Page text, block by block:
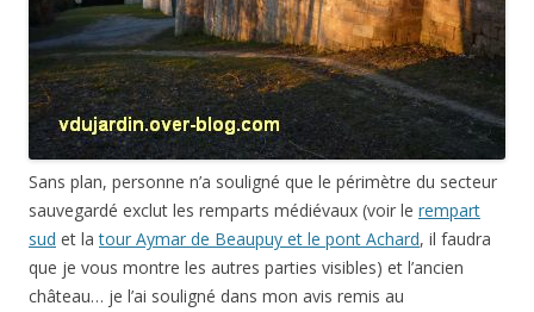
Sans plan, personne n’a souligné que le périmètre du secteur
sauvegardé exclut les remparts médiévaux (voir le rempart
sud et latour Aymar de Beaupuy et le pont Achard, il faudra
que je vous montre les autres parties visibles) et l’ancien
château… je l’ai souligné dans mon avis remis au